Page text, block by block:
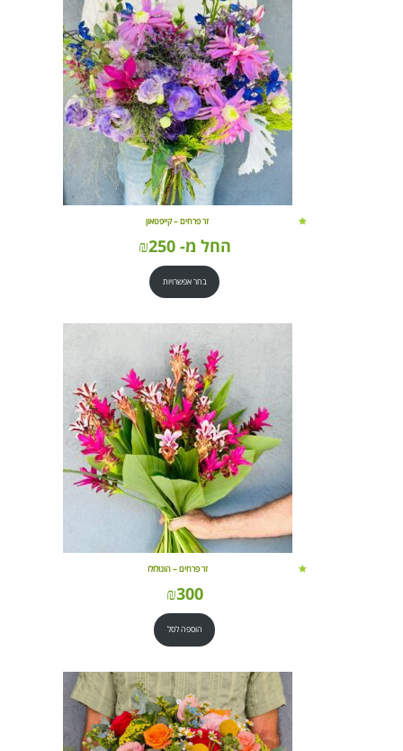
זר פרחים – קייפטאון
החל מ- ₪250
בחר אפשרויות
זר פרחים – הונולולו
₪300
הוספה לסל